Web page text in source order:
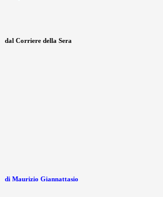
dal Corriere della Sera
di Maurizio Giannattasio